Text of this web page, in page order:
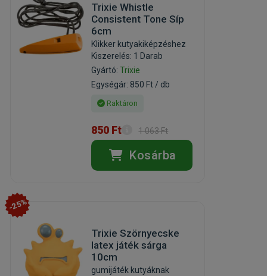
Trixie Whistle
Consistent Tone Síp
6cm
Klikker kutyakiképzéshez
Kiszerelés: 1 Darab
Gyártó:Trixie
Egységár: 850 Ft / db
Raktáron
850 Ft 1 063 Ft
Kosárba
-25%
Trixie Szörnyecske
latex játék sárga
10cm
gumijáték kutyáknak